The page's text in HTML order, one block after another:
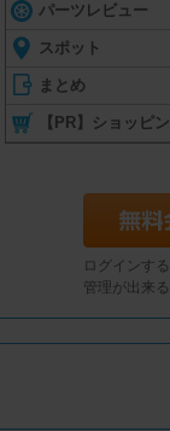
パーツレビュー
スポット
まとめ
【PR】ショッピ
ログインす
管理が出来